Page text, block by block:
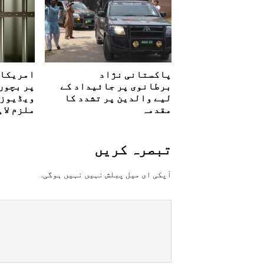
پاکستانی نژاد
برطانوی پر جائیداد کے
لیے والدین پر تشدد کا
مقدمہ
پر
ملزم
تبصرہ کريں
آپکی ای ميل پبلش نہيں نہيں ہوگی.